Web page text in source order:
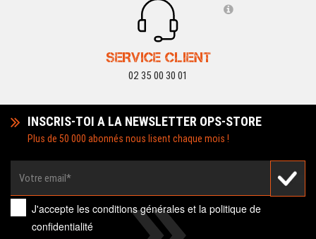
SERVICE CLIENT
02 35 00 30 01
INSCRIS-TOI A LA NEWSLETTER OPS-STORE
Plus de 50 000 abonnés nous lisent chaque mois !
J'accepte lesconditions générales et lapolitique de
confidentialité